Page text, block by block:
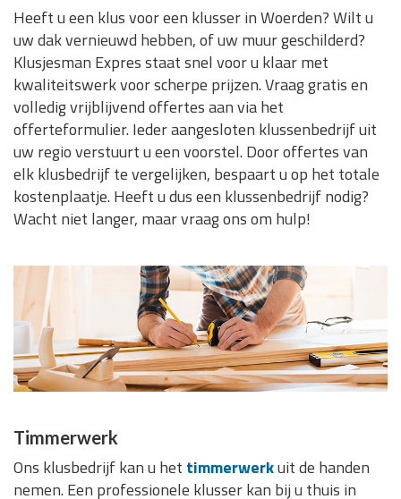
Heeft u een klus voor een klusser in Woerden? Wilt u
uw dak vernieuwd hebben, of uw muur geschilderd?
Klusjesman Expres staat snel voor u klaar met
kwaliteitswerk voor scherpe prijzen. Vraag gratis en
volledig vrijblijvend offertes aan via het
offerteformulier. Ieder aangesloten klussenbedrijf uit
uw regio verstuurt u een voorstel. Door offertes van
elk klusbedrijf te vergelijken, bespaart u op het totale
kostenplaatje. Heeft u dus een klussenbedrijf nodig?
Wacht niet langer, maar vraag ons om hulp!
Timmerwerk
Ons klusbedrijf kan u het timmerwerkuit de handen
nemen. Een professionele klusser kan bij u thuis in